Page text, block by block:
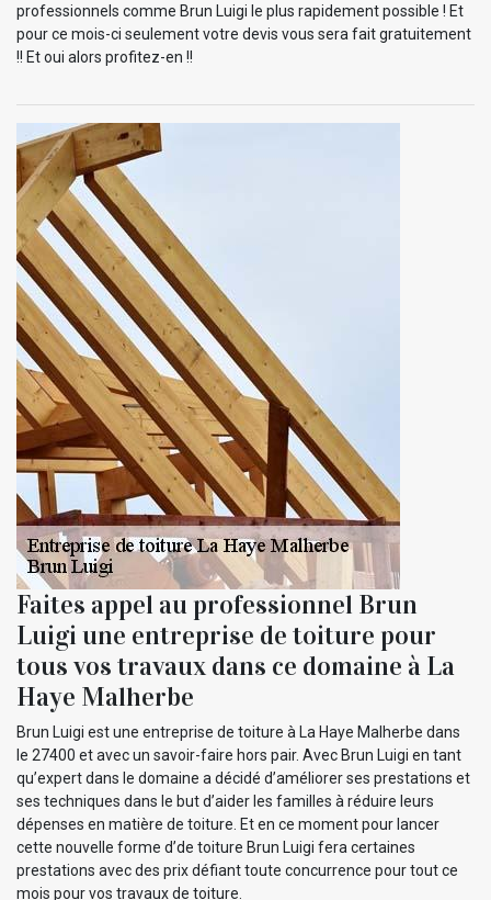
professionnels comme Brun Luigi le plus rapidement possible ! Et
pour ce mois-ci seulement votre devis vous sera fait gratuitement
!! Et oui alors profitez-en !!
Faites appel au professionnel Brun
Luigi une entreprise de toiture pour
tous vos travaux dans ce domaine à La
Haye Malherbe
Brun Luigi est une entreprise de toiture à La Haye Malherbe dans
le 27400 et avec un savoir-faire hors pair. Avec Brun Luigi en tant
qu’expert dans le domaine a décidé d’améliorer ses prestations et
ses techniques dans le but d’aider les familles à réduire leurs
dépenses en matière de toiture. Et en ce moment pour lancer
cette nouvelle forme d’de toiture Brun Luigi fera certaines
prestations avec des prix défiant toute concurrence pour tout ce
mois pour vos travaux de toiture.